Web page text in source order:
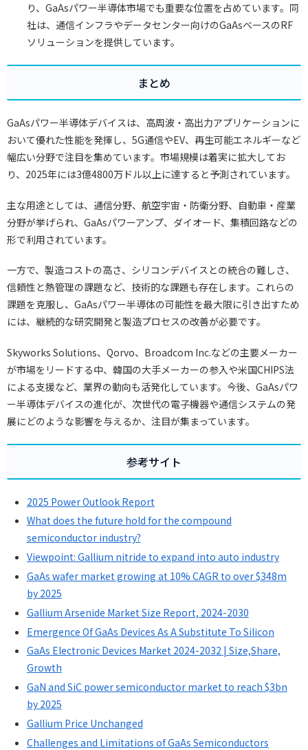
り、GaAsパワー半導体市場でも重要な位置を占めています。同
社は、通信インフラやデータセンター向けのGaAsベースのRF
ソリューションを提供しています。
まとめ
GaAsパワー半導体デバイスは、高周波・高出力アプリケーションに
おいて優れた性能を発揮し、5G通信やEV、再生可能エネルギーなど
幅広い分野で注目を集めています。市場規模は着実に拡大してお
り、2025年には3億4800万ドル以上に達すると予測されています。
主な用途としては、通信分野、航空宇宙・防衛分野、自動車・産業
分野が挙げられ、GaAsパワーアンプ、ダイオード、集積回路などの
形で利用されています。
一方で、製造コストの高さ、シリコンデバイスとの統合の難しさ、
信頼性と熱管理の課題など、技術的な課題も存在します。これらの
課題を克服し、GaAsパワー半導体の可能性を最大限に引き出すため
には、継続的な研究開発と製造プロセスの改善が必要です。
Skyworks Solutions、Qorvo、Broadcom Inc.などの主要メーカー
が市場をリードする中、韓国の大手メーカーの参入や米国CHIPS法
による支援など、業界の動向も活発化しています。今後、GaAsパワ
ー半導体デバイスの進化が、次世代の電子機器や通信システムの発
展にどのような影響を与えるか、注目が集まっています。
参考サイト
2025 Power Outlook Report
What does the future hold for the compound
semiconductor industry?
Viewpoint: Gallium nitride to expand into auto industry
GaAs wafer market growing at 10% CAGR to over $348m
by 2025
Gallium Arsenide Market Size Report, 2024-2030
Emergence Of GaAs Devices As A Substitute To Silicon
GaAs Electronic Devices Market 2024-2032 | Size,Share,
Growth
GaN and SiC power semiconductor market to reach $3bn
by 2025
Gallium Price Unchanged
Challenges and Limitations of GaAs Semiconductors